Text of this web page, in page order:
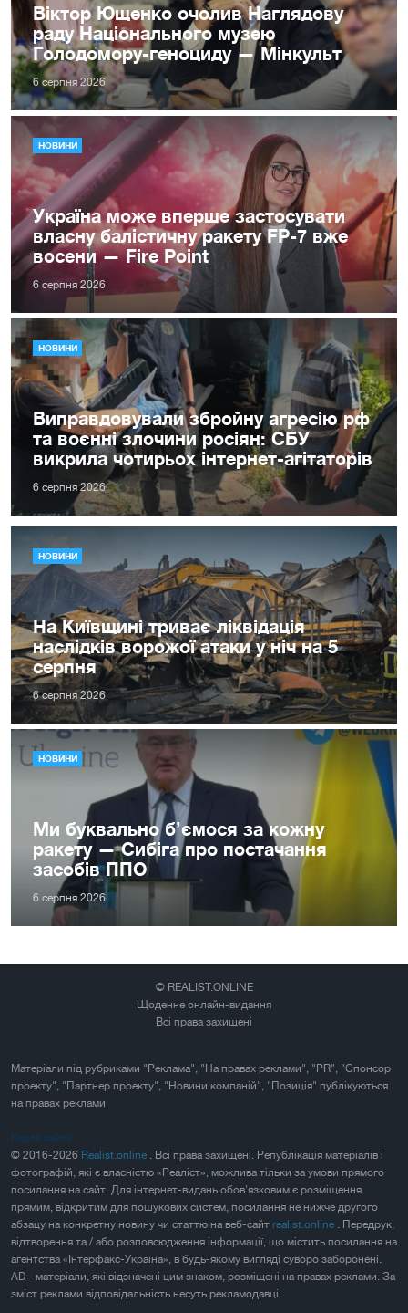
Віктор Ющенко очолив Наглядову
раду Національного музею
Голодомору-геноциду — Мінкульт
6 серпня 2026
НОВИНИ
Україна може вперше застосувати
власну балістичну ракету FP-7 вже
восени — Fire Point
6 серпня 2026
НОВИНИ
Виправдовували збройну агресію рф
та воєнні злочини росіян: СБУ
викрила чотирьох інтернет-агітаторів
6 серпня 2026
НОВИНИ
На Київщині триває ліквідація
наслідків ворожої атаки у ніч на 5
серпня
6 серпня 2026
НОВИНИ
Ми буквально б’ємося за кожну
ракету — Сибіга про постачання
засобів ППО
6 серпня 2026
© REALIST.ONLINE
Щоденне онлайн-видання
Всі права захищені
Матеріали під рубриками "Реклама", "На правах реклами", "PR", "Спонсор
проекту", "Партнер проекту", "Новини компаній", "Позиція" публікуються
на правах реклами
Карта сайта
© 2016-2026 Realist.online
. Всі права захищені. Републікація матеріалів і
фотографій, які є власністю «Реаліст», можлива тільки за умови прямого
посилання на сайт. Для інтернет-видань обов'язковим є розміщення
прямим, відкритим для пошукових систем, посилання не нижче другого
абзацу на конкретну новину чи статтю на веб-сайт realist.online
. Передрук,
відтворення та / або розповсюдження інформації, що містить посилання на
агентства «Інтерфакс-Україна», в будь-якому вигляді суворо заборонені.
AD - матеріали, які відзначені цим знаком, розміщені на правах реклами. За
зміст реклами відповідальність несуть рекламодавці.